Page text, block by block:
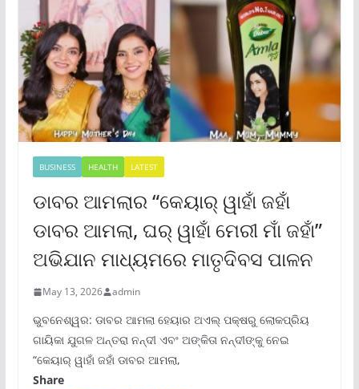
BUSINESS HEALTH LATEST
ଡାବର ଆମଲାର “କେୟାର୍ ୱାହାଁ ଜହାଁ
ଡାବର ଆମଲା, ଘର୍ ୱାହାଁ ମେରୀ ମାଁ ଜହାଁ”
ଅଭିଯାନ ମାଧ୍ୟମରେ ମାତୃଦିବସ ପାଳନ
May 13, 2026 admin
ଭୁବନେଶ୍ୱର: ଡାବର ଆମଲା ହେୟାର ଅଏଲ୍ ପକ୍ଷରୁ ଲୋକପ୍ରିୟ
ଗାୟିକା ଯୁଗଳ ଅନ୍ତରା ନନ୍ଦୀ ଏବଂ ଅଙ୍କିତା ନନ୍ଦୀଙ୍କୁ ନେଇ
“କେୟାର୍ ୱାହାଁ ଜହାଁ ଡାବର ଆମଲା,
Share